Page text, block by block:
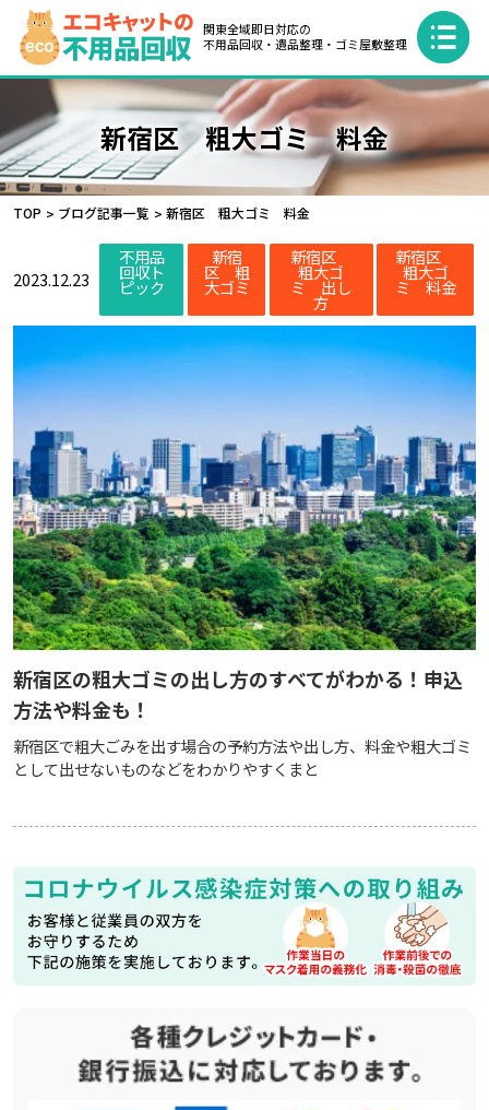
関東全域即日対応の
不用品回収・遺品整理・ゴミ屋敷整理
新宿区 粗大ゴミ 料金
TOP ブログ記事一覧 新宿区 粗大ゴミ 料金
2023.12.23
不用品
回収ト
ピック
新宿
区 粗
大ゴミ
新宿区
粗大ゴ
ミ 出し
方
新宿区
粗大ゴ
ミ 料金
新宿区の粗大ゴミの出し方のすべてがわかる！申込
方法や料金も！
新宿区で粗大ごみを出す場合の予約方法や出し方、料金や粗大ゴミ
として出せないものなどをわかりやすくまと